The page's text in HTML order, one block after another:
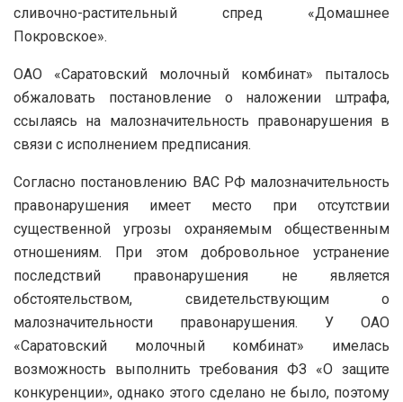
сливочно-растительный спред «Домашнее
Покровское».
ОАО «Саратовский молочный комбинат» пыталось
обжаловать постановление о наложении штрафа,
ссылаясь на малозначительность правонарушения в
связи с исполнением предписания.
Согласно постановлению ВАС РФ малозначительность
правонарушения имеет место при отсутствии
существенной угрозы охраняемым общественным
отношениям. При этом добровольное устранение
последствий правонарушения не является
обстоятельством, свидетельствующим о
малозначительности правонарушения. У ОАО
«Саратовский молочный комбинат» имелась
возможность выполнить требования ФЗ «О защите
конкуренции», однако этого сделано не было, поэтому